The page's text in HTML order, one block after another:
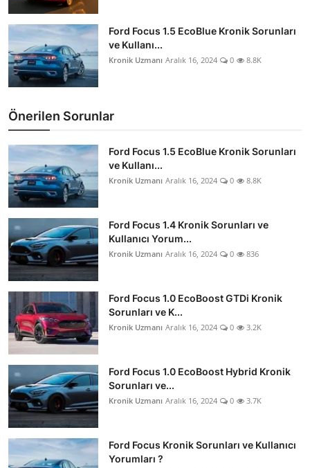
Ford Focus 1.5 EcoBlue Kronik Sorunları
ve Kullanı...
Kronik Uzmanı Aralık 16, 2024 0 8.8K
Önerilen Sorunlar
Ford Focus 1.5 EcoBlue Kronik Sorunları
ve Kullanı...
Kronik Uzmanı Aralık 16, 2024 0 8.8K
Ford Focus 1.4 Kronik Sorunları ve
Kullanıcı Yorum...
Kronik Uzmanı Aralık 16, 2024 0 836
Ford Focus 1.0 EcoBoost GTDi Kronik
Sorunları ve K...
Kronik Uzmanı Aralık 16, 2024 0 3.2K
Ford Focus 1.0 EcoBoost Hybrid Kronik
Sorunları ve...
Kronik Uzmanı Aralık 16, 2024 0 3.7K
Ford Focus Kronik Sorunları ve Kullanıcı
Yorumları ?